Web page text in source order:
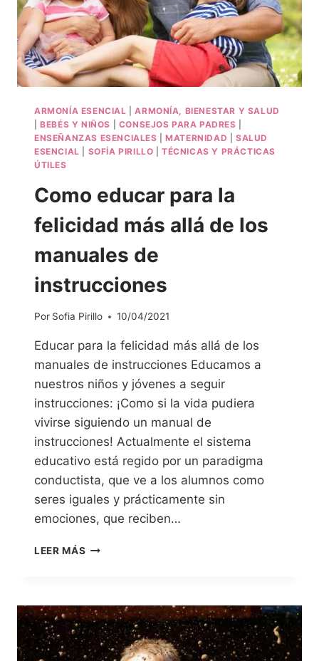
ARMONÍA ESENCIAL |ARMONÍA, BIENESTAR Y SALUD
|BEBÉS Y NIÑOS CONSEJOS PARA PADRES
ENSEÑANZAS ESENCIALES |MATERNIDAD |SALUD
ESENCIAL
SOFÍA PIRILLO |TÉCNICAS Y PRÁCTICAS
ÚTILES
Como educar para la
felicidad más allá de los
manuales de
instrucciones
Por Sofia Pirillo 10/04/2021
Educar para la felicidad más allá de los
manuales de instrucciones Educamos a
nuestros niños y jóvenes a seguir
instrucciones: ¡Como si la vida pudiera
vivirse siguiendo un manual de
instrucciones! Actualmente el sistema
educativo está regido por un paradigma
conductista, que ve a los alumnos como
seres iguales y prácticamente sin
emociones, que reciben…
LEER MÁS